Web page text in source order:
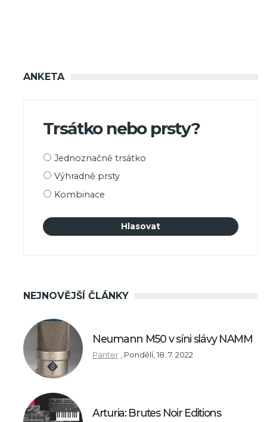
ANKETA
Trsátko nebo prsty?
Možnosti
Jednoznačně trsátko
Výhradně prsty
Kombinace
NEJNOVĚJŠÍ ČLÁNKY
Neumann M50 v síni slávy NAMM
Panter , Pondělí, 18. 7. 2022
Arturia: Brutes Noir Editions